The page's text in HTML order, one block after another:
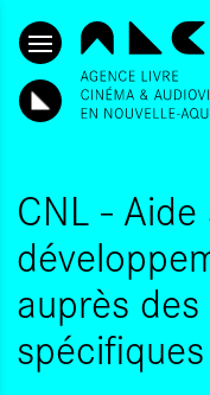
ALLER
CNL - Aide
auprès
spécifiques